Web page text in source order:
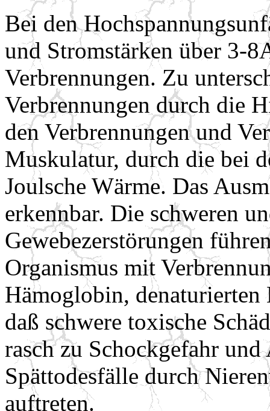
Bei den
und Stromstärken über 3-
Verbrennungen. Zu
Verbrennungen durch die
den Verbrennungen und
Muskulatur, durch die bei
Joulsche Wärme. Das
erkennbar. Die schweren
Gewebezerstörungen
Organismus mit
Hämoglobin,
daß schwere toxische
rasch zu Schockgefahr
Spättodesfälle durch
auftreten.